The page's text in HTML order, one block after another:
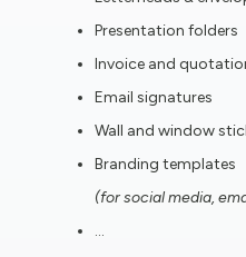
Presentation folders
Invoice and
Email signatures
Wall and window
Branding templates
(for social media,
…